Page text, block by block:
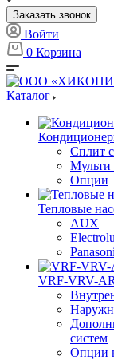
Заказать звонок
Войти
0 Корзина
Каталог
Сплит
Мульти
Опции
Тепловые
AUX
VRF-VRV-
систем
Опции